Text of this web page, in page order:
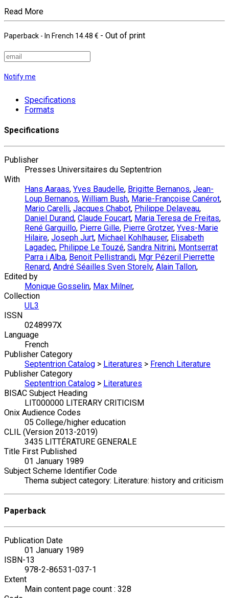
Read More
Paperback - In French 14.48 € - Out of print
Notify me
Specifications
Formats
Specifications
Publisher
Presses Universitaires du Septentrion
With
Hans Aaraas, Yves Baudelle, Brigitte Bernanos, Jean-
Loup Bernanos, William Bush, Marie-Françoise Canérot,
Mario Carelli, Jacques Chabot, Philippe Delaveau,
Daniel Durand, Claude Foucart, Maria Teresa de Freitas,
René Garguillo, Pierre Gille, Pierre Grotzer, Yves-Marie
Hilaire, Joseph Jurt, Michael Kohlhauser, Elisabeth
Lagadec, Philippe Le Touzé, Sandra Nitrini, Montserrat
Parra i Alba, Benoit Pellistrandi, Mgr Pézeril Pierrette
Renard, André Séailles Sven Storelv, Alain Tallon,
Edited by
Monique Gosselin, Max Milner,
Collection
UL3
ISSN
0248997X
Language
French
Publisher Category
Septentrion Catalog > Literatures > French Literature
Publisher Category
Septentrion Catalog > Literatures
BISAC Subject Heading
LIT000000 LITERARY CRITICISM
Onix Audience Codes
05 College/higher education
CLIL (Version 2013-2019)
3435 LITTÉRATURE GENERALE
Title First Published
01 January 1989
Subject Scheme Identifier Code
Thema subject category: Literature: history and criticism
Paperback
Publication Date
01 January 1989
ISBN-13
978-2-86531-037-1
Extent
Main content page count : 328